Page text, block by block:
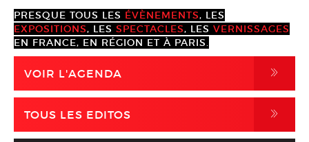
PRESQUE TOUS LES ÉVÈNEMENTS, LES
EXPOSITIONS, LES SPECTACLES, LES VERNISSAGES
EN FRANCE, EN RÉGION ET À PARIS.
VOIR L'AGENDA ,
TOUS LES EDITOS ,